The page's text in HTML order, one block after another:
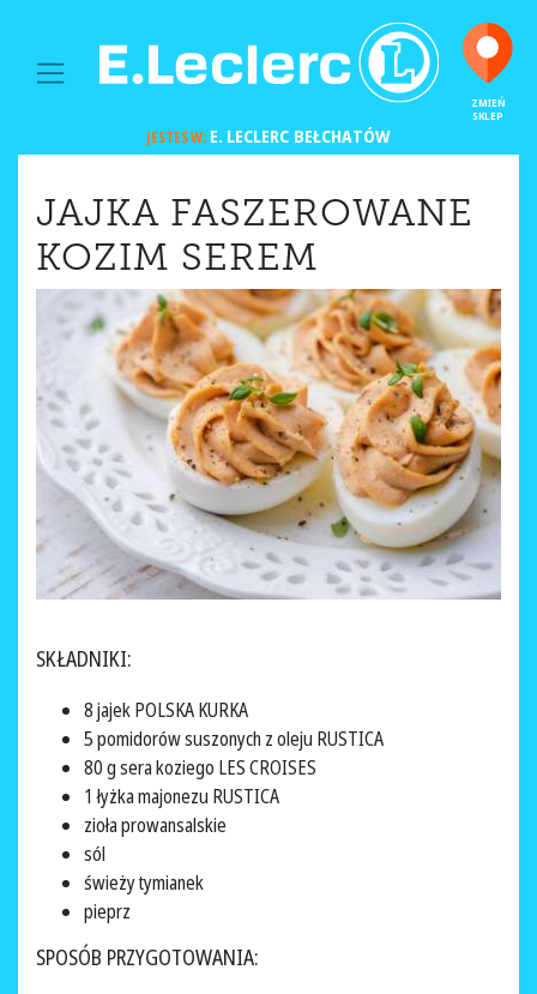
MAIN NAVIGATION
ZMIEŃ
SKLEP
JESTEŚ W: E. LECLERC BEŁCHATÓW
JAJKA FASZEROWANE
KOZIM SEREM
SKŁADNIKI:
8 jajek POLSKA KURKA
5 pomidorów suszonych z oleju RUSTICA
80 g sera koziego LES CROISES
1 łyżka majonezu RUSTICA
zioła prowansalskie
sól
świeży tymianek
pieprz
SPOSÓB PRZYGOTOWANIA: